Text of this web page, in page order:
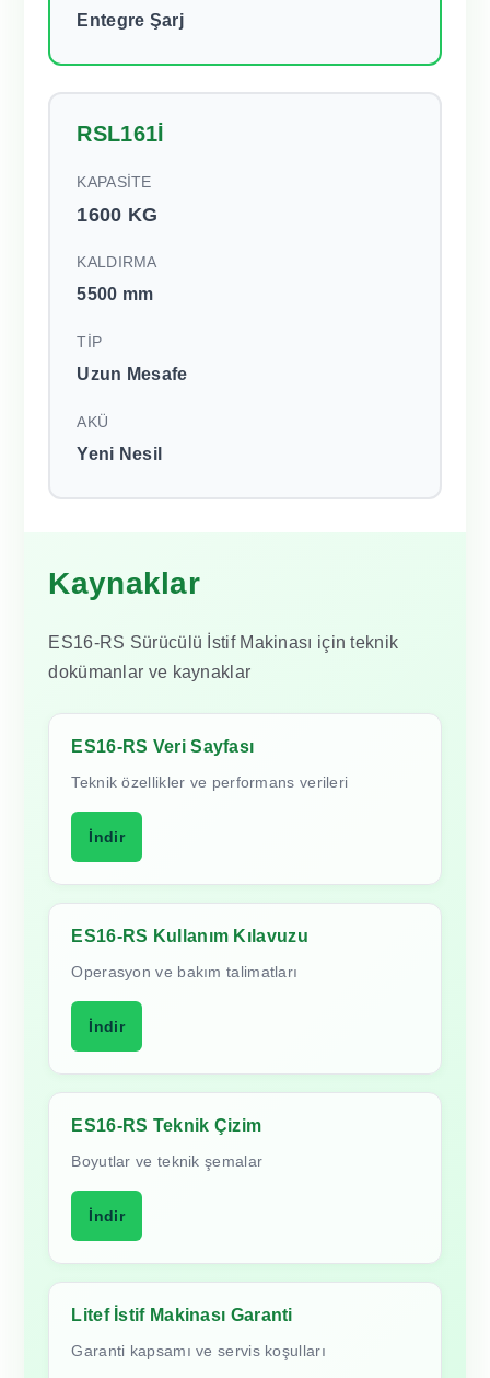
Entegre Şarj
RSL161İ
KAPASİTE
1600 KG
KALDIRMA
5500 mm
TİP
Uzun Mesafe
AKÜ
Yeni Nesil
Kaynaklar
ES16-RS Sürücülü İstif Makinası için teknik
dokümanlar ve kaynaklar
ES16-RS Veri Sayfası
Teknik özellikler ve performans verileri
İndir
ES16-RS Kullanım Kılavuzu
Operasyon ve bakım talimatları
İndir
ES16-RS Teknik Çizim
Boyutlar ve teknik şemalar
İndir
Litef İstif Makinası Garanti
Garanti kapsamı ve servis koşulları